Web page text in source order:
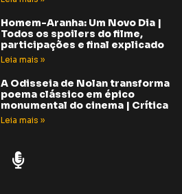
Homem-Aranha: Um Novo Dia |
Todos os spoilers do filme,
participações e final explicado
Leia mais »
A Odisseia de Nolan transforma
poema clássico em épico
monumental do cinema | Crítica
Leia mais »